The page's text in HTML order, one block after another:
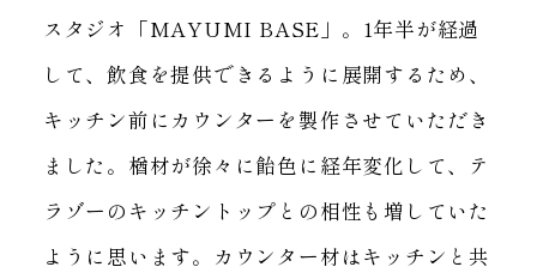
スタジオ「MAYUMI BASE」。 1年半が経過
して、飲食を提供できるように展開するため、
キッチン前にカウンターを製作させていただき
ました。 楢材が徐々に飴色に経年変化して、テ
ラゾーのキッチントップとの相性も増していた
ように思います。 カウンター材はキッチンと共